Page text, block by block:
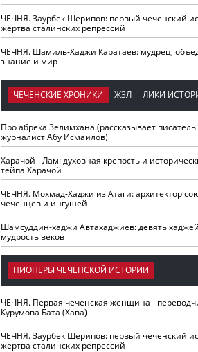
ЧЕЧНЯ. Заурбек Шерипов: первый чеченский
жертва сталинских репрессий
ЧЕЧНЯ. Шамиль-Хаджи Каратаев: мудрец,
знание и мир
ЧЕЧЕНСКИЕ ХРОНИКИ ЖЗЛ ЛИКИ
Про абрека Зелимхана (рассказывает писатель
журналист Абу Исмаилов)
Харачой - Лам: духовная крепость и
тейпа Харачой
ЧЕЧНЯ. Мохмад-Хаджи из Атаги: архитектор
чеченцев и ингушей
Шамсуддин-хаджи Автахаджиев: девять
мудрость веков
ПИОНЕРЫ ЧЕЧЕНСКОЙ ИСТОРИИ
ЧЕЧНЯ. Первая чеченская женщина -
Курумова Бата (Хава)
ЧЕЧНЯ. Заурбек Шерипов: первый чеченский
жертва сталинских репрессий